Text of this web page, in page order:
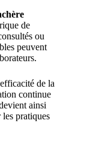
de
ou
peuvent
de la
continue
ainsi
pratiques